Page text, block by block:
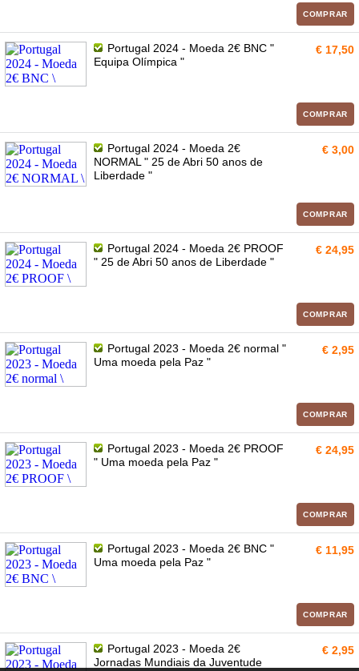
COMPRAR
Portugal 2024 - Moeda 2€ BNC "
Equipa Olímpica "
€ 17,50
COMPRAR
Portugal 2024 - Moeda 2€
NORMAL " 25 de Abri 50 anos de
Liberdade "
€ 3,00
COMPRAR
Portugal 2024 - Moeda 2€ PROOF
" 25 de Abri 50 anos de Liberdade "
€ 24,95
COMPRAR
Portugal 2023 - Moeda 2€ normal "
Uma moeda pela Paz "
€ 2,95
COMPRAR
Portugal 2023 - Moeda 2€ PROOF
" Uma moeda pela Paz "
€ 24,95
COMPRAR
Portugal 2023 - Moeda 2€ BNC "
Uma moeda pela Paz "
€ 11,95
COMPRAR
Portugal 2023 - Moeda 2€
Jornadas Mundiais da Juventude
€ 2,95